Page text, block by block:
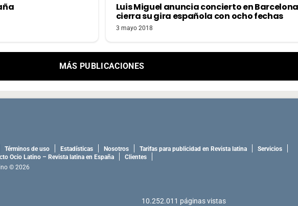
Luis Miguel anuncia concierto en
cierra su gira española con ocho fechas
3 mayo 2018
MÁS PUBLICACIONES
Términos de uso Estadísticas Nosotros Tarifas para publicidad en Revista latina
Servicios
Ocio Latino – Revista latina en España
Clientes
© 2026
10.252.011 páginas vistas